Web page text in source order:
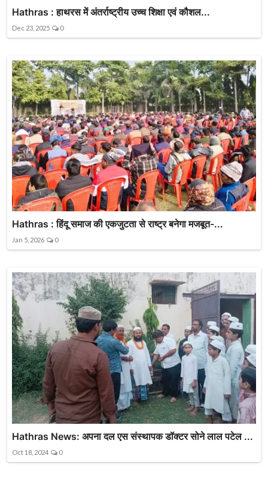
Hathras : हाथरस में अंतर्राष्ट्रीय उच्च शिक्षा एवं कौशल...
Dec 23, 2025 0
Hathras : हिंदू समाज की एकजुटता से राष्ट्र बनेगा मजबूत-...
Jan 5, 2026 0
Hathras News: अपना दल एस संस्थापक डॉक्टर सोने लाल पटेल ...
Oct 18, 2024 0